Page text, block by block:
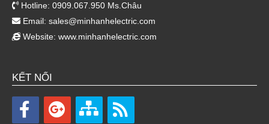
Hotline: 0909.067.950 Ms.Châu
Email: sales@minhanhelectric.com
Website: www.minhanhelectric.com
KẾT NỐI